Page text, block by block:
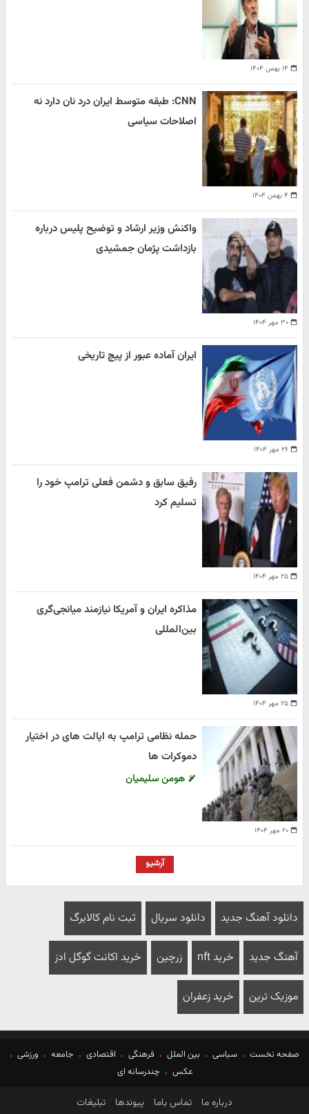
۱۴ بهمن ۱۴۰۴
۴ بهمن ۱۴۰۴
CNN: طبقه متوسط ایران درد نان دارد نه
اصلاحات سیاسی
۳۰ مهر ۱۴۰۴
واکنش وزیر ارشاد و توضیح پلیس درباره
بازداشت پژمان جمشیدی
۲۶ مهر ۱۴۰۴
ایران آماده عبور از پیچ تاریخی
۲۵ مهر ۱۴۰۴
رفیق سابق و دشمن فعلی ترامپ خود را
تسلیم کرد
۲۵ مهر ۱۴۰۴
مذاکره ایران و آمریکا نیازمند میانجی‌گری
بین‌المللی
۲۰ مهر ۱۴۰۴
حمله نظامی ترامپ به ایالت های در اختیار
دموکرات ها
هومن سلیمیان
آرشیو
دانلود آهنگ جدید دانلود سریال ثبت نام کالابرگ
آهنگ جدید خرید nft زرچین خرید اکانت گوگل ادز
موزیک ترین خرید زعفران
صفحه نخست سیاسی بین الملل فرهنگی اقتصادی جامعه
ورزشی
عکس
چندرسانه ای
درباره ما تماس باما پیوندها تبلیغات